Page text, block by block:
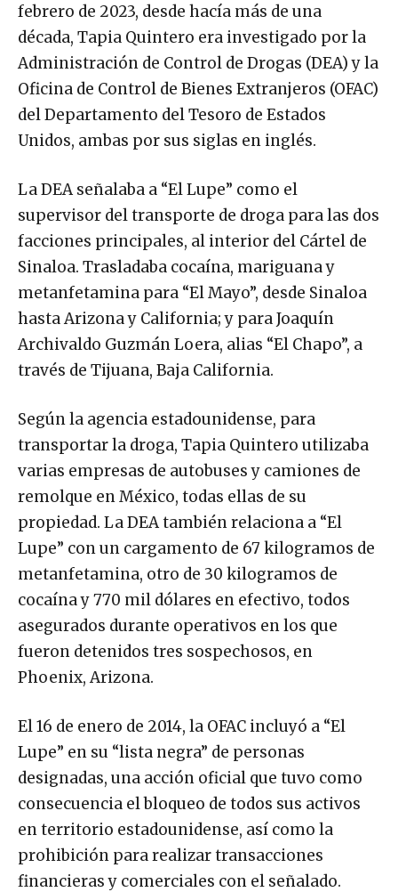
febrero de 2023, desde hacía más de una
década, Tapia Quintero era investigado por la
Administración de Control de Drogas (DEA) y la
Oficina de Control de Bienes Extranjeros (OFAC)
del Departamento del Tesoro de Estados
Unidos, ambas por sus siglas en inglés.
La DEA señalaba a “El Lupe” como el
supervisor del transporte de droga para las dos
facciones principales, al interior del Cártel de
Sinaloa. Trasladaba cocaína, mariguana y
metanfetamina para “El Mayo”, desde Sinaloa
hasta Arizona y California; y para Joaquín
Archivaldo Guzmán Loera, alias “El Chapo”, a
través de Tijuana, Baja California.
Según la agencia estadounidense, para
transportar la droga, Tapia Quintero utilizaba
varias empresas de autobuses y camiones de
remolque en México, todas ellas de su
propiedad. La DEA también relaciona a “El
Lupe” con un cargamento de 67 kilogramos de
metanfetamina, otro de 30 kilogramos de
cocaína y 770 mil dólares en efectivo, todos
asegurados durante operativos en los que
fueron detenidos tres sospechosos, en
Phoenix, Arizona.
El 16 de enero de 2014, la OFAC incluyó a “El
Lupe” en su “lista negra” de personas
designadas, una acción oficial que tuvo como
consecuencia el bloqueo de todos sus activos
en territorio estadounidense, así como la
prohibición para realizar transacciones
financieras y comerciales con el señalado.